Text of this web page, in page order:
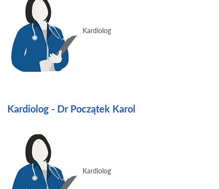
Kardiolog
Kardiolog - Dr Początek Karol
Kardiolog